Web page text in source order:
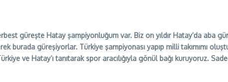
güreşte Hatay şampiyonluğum var. Biz on yıldır Hatay’da aba
burada güreşiyorlar. Türkiye şampiyonası yapıp milli takımımı
ve Hatay’ı tanıtarak spor aracılığıyla gönül bağı kuruyoruz.